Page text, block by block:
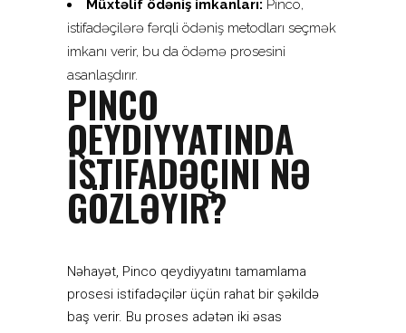
Müxtəlif ödəniş imkanları: Pinco,
istifadəçilərə fərqli ödəniş metodları seçmək
imkanı verir, bu da ödəmə prosesini
asanlaşdırır.
PINCO
QEYDIYYATINDA
İSTIFADƏÇINI NƏ
GÖZLƏYIR?
Nəhayət, Pinco qeydiyyatını tamamlama
prosesi istifadəçilər üçün rahat bir şəkildə
baş verir. Bu proses adətən iki əsas